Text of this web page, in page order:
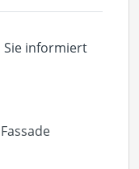
Sie informiert
Fassade